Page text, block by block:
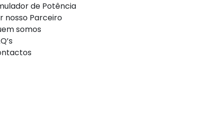
de Potência
nosso Parceiro
somos